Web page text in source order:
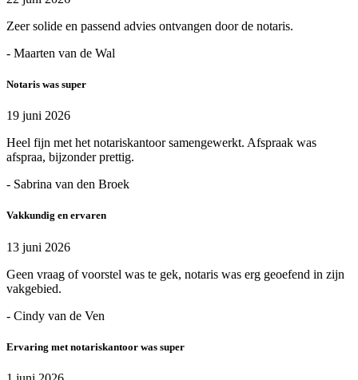
Zeer solide en passend advies ontvangen door de notaris.
- Maarten van de Wal
Notaris was super
19 juni 2026
Heel fijn met het notariskantoor samengewerkt. Afspraak was
afspraa, bijzonder prettig.
- Sabrina van den Broek
Vakkundig en ervaren
13 juni 2026
Geen vraag of voorstel was te gek, notaris was erg geoefend in zijn
vakgebied.
- Cindy van de Ven
Ervaring met notariskantoor was super